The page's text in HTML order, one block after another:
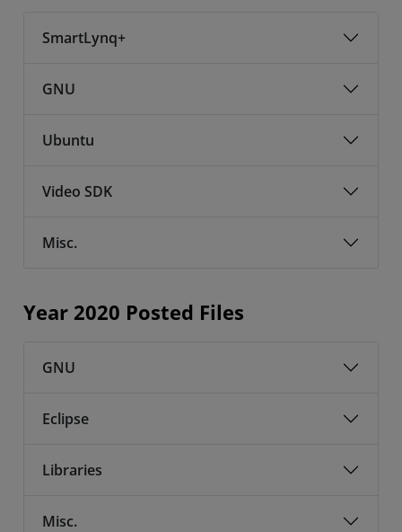
SmartLynq+
GNU
Ubuntu
Video SDK
Misc.
Year 2020 Posted Files
GNU
Eclipse
Libraries
Misc.